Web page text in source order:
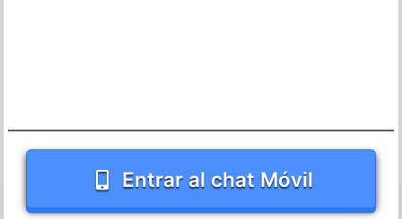
Entrar al chat Móvil